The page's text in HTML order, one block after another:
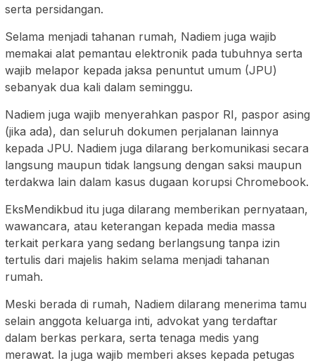
serta persidangan.
Selama menjadi tahanan rumah, Nadiem juga wajib
memakai alat pemantau elektronik pada tubuhnya serta
wajib melapor kepada jaksa penuntut umum (JPU)
sebanyak dua kali dalam seminggu.
Nadiem juga wajib menyerahkan paspor RI, paspor asing
(jika ada), dan seluruh dokumen perjalanan lainnya
kepada JPU. Nadiem juga dilarang berkomunikasi secara
langsung maupun tidak langsung dengan saksi maupun
terdakwa lain dalam kasus dugaan korupsi Chromebook.
EksMendikbud itu juga dilarang memberikan pernyataan,
wawancara, atau keterangan kepada media massa
terkait perkara yang sedang berlangsung tanpa izin
tertulis dari majelis hakim selama menjadi tahanan
rumah.
Meski berada di rumah, Nadiem dilarang menerima tamu
selain anggota keluarga inti, advokat yang terdaftar
dalam berkas perkara, serta tenaga medis yang
merawat. Ia juga wajib memberi akses kepada petugas